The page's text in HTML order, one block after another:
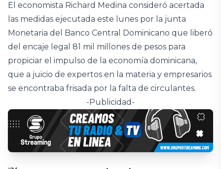
El economista Richard Medina consideró acertada
las medidas ejecutada este lunes por la junta
Monetaria del Banco Central Dominicano que liberó
del encaje legal 81 mil millones de pesos para
propiciar el impulso de la economía dominicana,
que a juicio de expertos en la materia y empresarios
se encontraba frisada por la falta de circulantes.
-Publicidad-